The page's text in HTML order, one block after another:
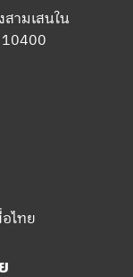
ามเสนใน
ไทย